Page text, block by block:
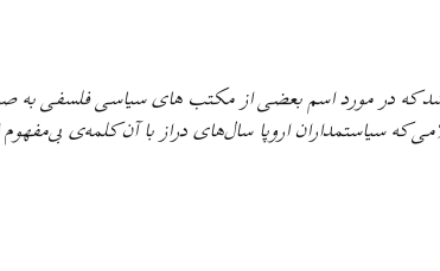
که در مورد اسم بعضی از مکتب های سیاسی فلسفی به
که سیاستمداران اروپا سال‌های دراز با آن کلمه‌ی